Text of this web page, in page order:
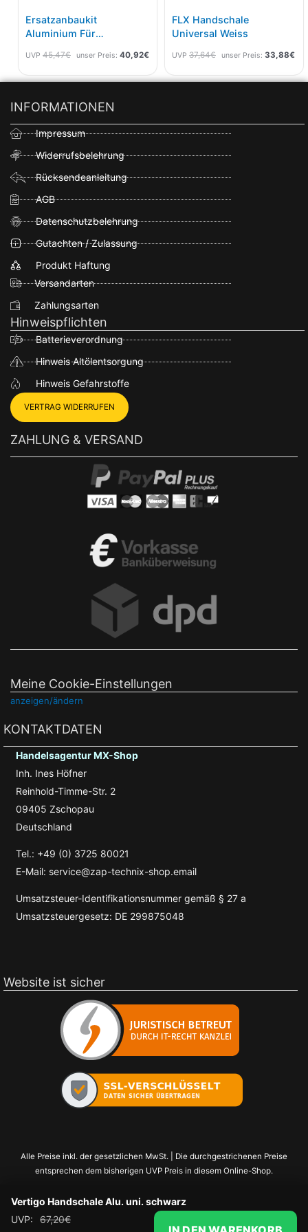
Ersatzanbaukit
Aluminium Für
UVP 45,47€ unser Preis: 40,92€
FLX Handschale
Universal Weiss
UVP 37,64€ unser Preis: 33,88€
INFORMATIONEN
Impressum
Widerrufsbelehrung
Rücksendeanleitung
AGB
Datenschutzbelehrung
Gutachten / Zulassung
Produkt Haftung
Versandarten
Zahlungsarten
Hinweispflichten
Batterieverordnung
Hinweis Altölentsorgung
Hinweis Gefahrstoffe
VERTRAG WIDERRUFEN
ZAHLUNG & VERSAND
Meine Cookie-Einstellungen
anzeigen/ändern
KONTAKTDATEN
Handelsagentur MX-Shop
Inh. Ines Höfner
Reinhold-Timme-Str. 2
09405 Zschopau
Deutschland
Tel.: +49 (0) 3725 80021
E-Mail: service@zap-technix-shop.email
Umsatzsteuer-Identifikationsnummer gemäß § 27 a
Umsatzsteuergesetz: DE 299875048
Website ist sicher
Alle Preise inkl. der gesetzlichen MwSt. | Die durchgestrichenen Preise
entsprechen dem bisherigen UVP Preis in diesem Online-Shop.
Vertigo Handschale Alu. uni. schwarz
UVP:
67,20€